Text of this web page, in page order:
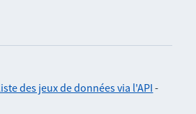
des jeux de données via l'API -